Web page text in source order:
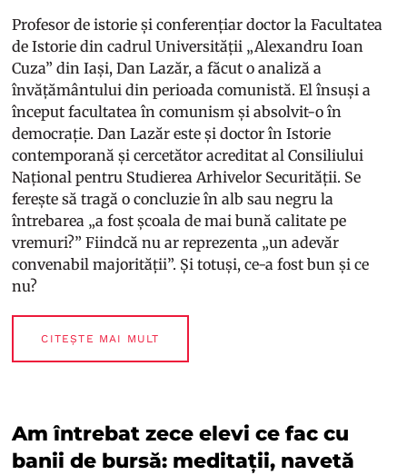
Profesor de istorie și conferențiar doctor la Facultatea
de Istorie din cadrul Universității „Alexandru Ioan
Cuza” din Iași, Dan Lazăr, a făcut o analiză a
învățământului din perioada comunistă. El însuși a
început facultatea în comunism și absolvit-o în
democrație. Dan Lazăr este și doctor în Istorie
contemporană și cercetător acreditat al Consiliului
Național pentru Studierea Arhivelor Securității. Se
ferește să tragă o concluzie în alb sau negru la
întrebarea „a fost școala de mai bună calitate pe
vremuri?” Fiindcă nu ar reprezenta „un adevăr
convenabil majorității”. Și totuși, ce-a fost bun și ce
nu?
CITEȘTE MAI MULT
Am întrebat zece elevi ce fac cu
banii de bursă: meditații, navetă